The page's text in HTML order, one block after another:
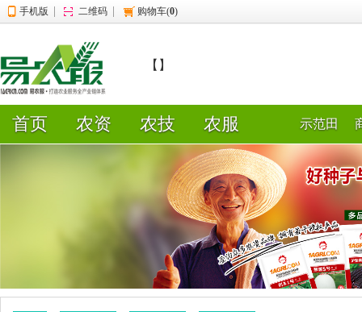
手机版 二维码 购物车(0)
【】
首页 农资 农技 农服 示范田